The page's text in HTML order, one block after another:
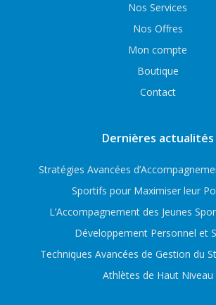
Nos Services
Nos Offres
Mon compte
Boutique
Contact
Dernières actualités
Stratégies Avancées
Sportifs pour Maximiser leur
L’Accompagnement des Jeunes
Développement Personnel et
Techniques Avancées de Gestion du
Athlètes de Haut Niveau